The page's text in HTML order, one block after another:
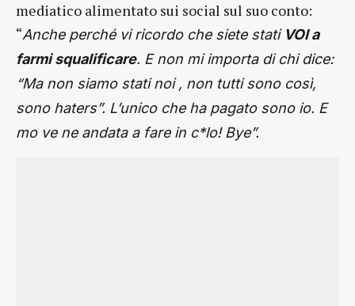
mediatico alimentato sui social sul suo conto:
“Anche perché vi ricordo che siete stati VOI a
farmi squalificare. E non mi importa di chi dice:
“Ma non siamo stati noi , non tutti sono così,
sono haters”. L’unico che ha pagato sono io. E
mo ve ne andata a fare in c*lo! Bye”.